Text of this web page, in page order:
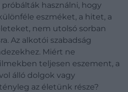
használni, hogy
eszméket, a hitet, a
nem utolsó sorban
Az alkotói szabadság
Miért ne
teljesen eszement, a
álló dolgok vagy
az életünk része?